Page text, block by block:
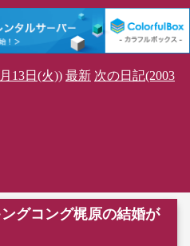
13日(火)) 最新 次の日記(2003
グコング梶原の結婚が